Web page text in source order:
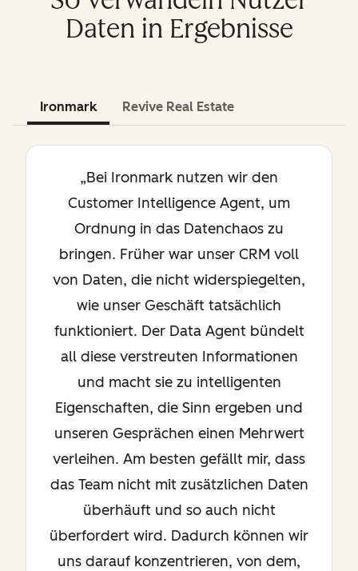
Daten in Ergebnisse
Ironmark Revive Real Estate
„Bei Ironmark nutzen wir den
Customer Intelligence Agent, um
Ordnung in das Datenchaos zu
bringen. Früher war unser CRM voll
von Daten, die nicht widerspiegelten,
wie unser Geschäft tatsächlich
funktioniert. Der Data Agent bündelt
all diese verstreuten Informationen
und macht sie zu intelligenten
Eigenschaften, die Sinn ergeben und
unseren Gesprächen einen Mehrwert
verleihen. Am besten gefällt mir, dass
das Team nicht mit zusätzlichen Daten
überhäuft und so auch nicht
überfordert wird. Dadurch können wir
uns darauf konzentrieren, von dem,